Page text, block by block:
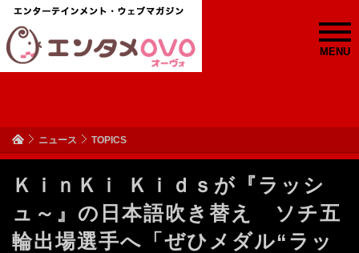
MENU
ニュース TOPICS
ＫｉｎＫｉ Ｋｉｄｓが『ラッシ
ュ～』の日本語吹き替え ソチ五
輪出場選手へ「ぜひメダル“ラッ